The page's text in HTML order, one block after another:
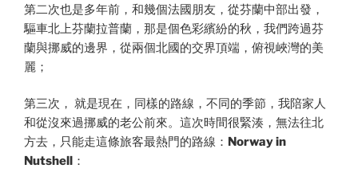
第二次也是多年前，和幾個法國朋友，從芬蘭中部出發，
驅車北上芬蘭拉普蘭，那是個色彩繽紛的秋，我們跨過芬
蘭與挪威的邊界，從兩個北國的交界頂端，俯視峽灣的美
麗；
第三次， 就是現在，同樣的路線，不同的季節，我陪家人
和從沒來過挪威的老公前來。這次時間很緊湊，無法往北
方去，只能走這條旅客最熱門的路線： Norway in
Nutshell ：